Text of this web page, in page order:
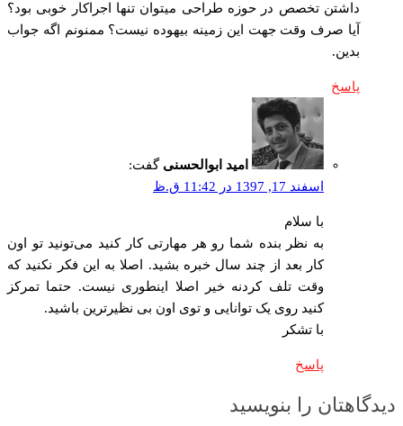
داشتن تخصص در حوزه طراحی میتوان تنها اجراکار خوبی بود؟
آیا صرف وقت جهت این زمینه بیهوده نیست؟ ممنونم اگه جواب
بدین.
پاسخ
امید ابوالحسنی گفت:
اسفند 17, 1397 در 11:42 ق.ظ
با سلام
به نظر بنده شما رو هر مهارتی کار کنید می‌تونید تو اون
کار بعد از چند سال خبره بشید. اصلا به این فکر نکنید که
وقت تلف کردنه خیر اصلا اینطوری نیست. حتما تمرکز
کنید روی یک توانایی و توی اون بی نظیرترین باشید.
با تشکر
پاسخ
دیدگاهتان را بنویسید